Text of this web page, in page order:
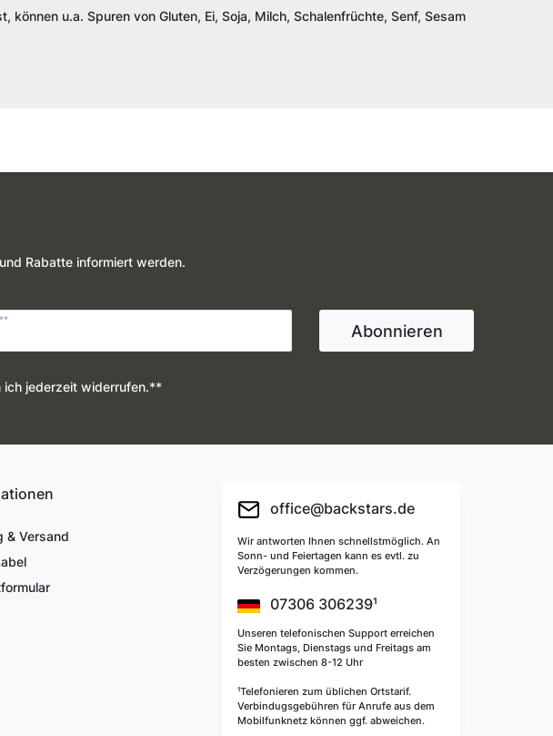
u.a. Spuren von Gluten, Ei, Soja, Milch, Schalenfrüchte, Senf, Sesam
Rabatte informiert werden.
**
Abonnieren
ich jederzeit widerrufen.**
& Versand
office@backstars.de
Wir antworten Ihnen schnellstmöglich. An
Sonn- und Feiertagen kann es evtl. zu
Verzögerungen kommen.
07306 306239¹
Unseren telefonischen Support erreichen
Sie Montags, Dienstags und Freitags am
besten zwischen 8-12 Uhr
¹Telefonieren zum üblichen Ortstarif.
Verbindugsgebühren für Anrufe aus dem
Mobilfunknetz können ggf. abweichen.